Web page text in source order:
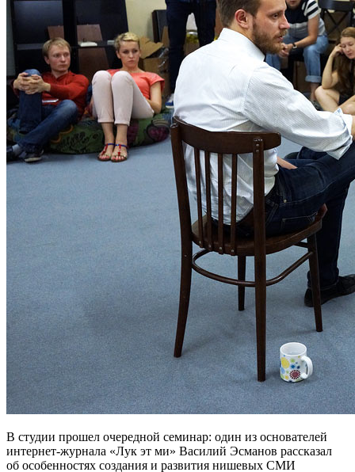
В студии прошел очередной семинар: один из основателей
интернет-журнала «Лук эт ми» Василий Эсманов рассказал
об особенностях создания и развития нишевых СМИ